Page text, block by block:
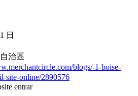
日
治區
blogs/-1-boise-
site-online/2890576
entrar